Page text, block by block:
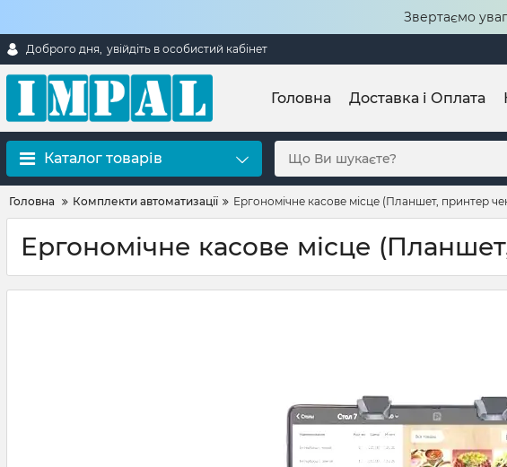
Звертаємо
Доброго дня, увійдіть в особистий кабінет
Головна Доставка і Оплата
Каталог товарів
Головна Комплекти автоматизації Ергономічне касове місце (Планшет, принтер
Ергономічне касове місце